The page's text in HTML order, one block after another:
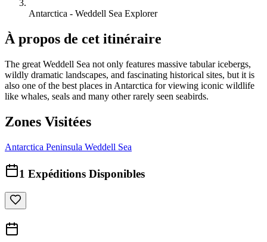
Antarctica - Weddell Sea Explorer
À propos de cet itinéraire
The great Weddell Sea not only features massive tabular icebergs,
wildly dramatic landscapes, and fascinating historical sites, but it is
also one of the best places in Antarctica for viewing iconic wildlife
like whales, seals and many other rarely seen seabirds.
Zones Visitées
Antarctica Peninsula Weddell Sea
1 Expéditions Disponibles